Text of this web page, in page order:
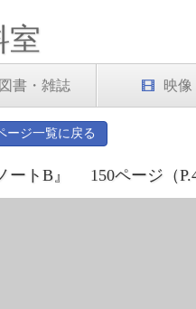
室
図書・雑誌 映像
ージ一覧に戻る
ートB』 150ページ（